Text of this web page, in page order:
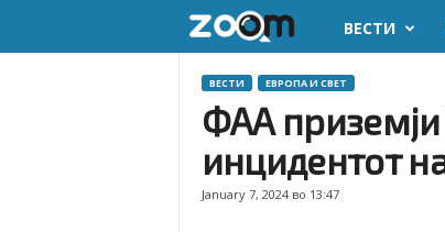
o
o
m
ВЕСТИ
ВЕСТИ ЕВРОПА И СВЕТ
ФАА приземји
инцидентот
January 7, 2024 во 13:47